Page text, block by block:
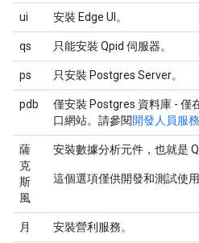
ui 安裝 Edge UI。
qs 只能安裝 Qpid 伺服器。
ps 只安裝 Postgres Server。
pdb
僅安裝 Postgres 資料庫 - 僅
口網站。請參閱開發人員服
薩
克
斯
風
安裝數據分析元件，也就是
這個選項僅供開發和測試使
月 安裝營利服務。